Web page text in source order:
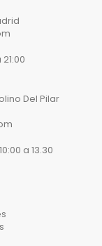
21:00
Del Pilar
a 13.30